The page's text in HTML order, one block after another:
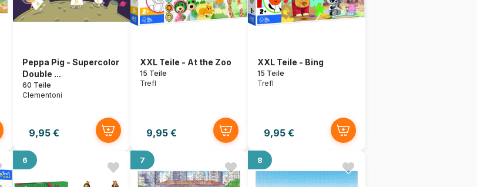
Peppa Pig - Supercolor
Double ...
60 Teile
Clementoni
9,95 €
XXL Teile - At the Zoo
15 Teile
Trefl
9,95 €
XXL Teile - Bing
15 Teile
Trefl
9,95 €
6 7 8